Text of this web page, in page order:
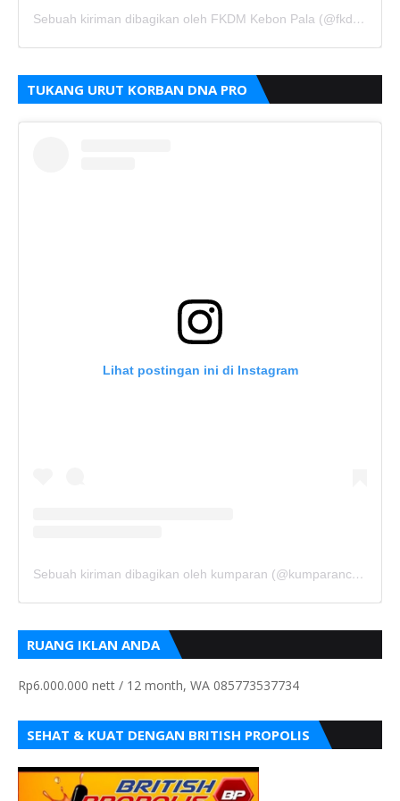
Sebuah kiriman dibagikan oleh FKDM Kebon Pala (@fkdm_kebonpala)
TUKANG URUT KORBAN DNA PRO
Lihat postingan ini di Instagram
Sebuah kiriman dibagikan oleh kumparan (@kumparancom)
RUANG IKLAN ANDA
Rp6.000.000 nett / 12 month, WA 085773537734
SEHAT & KUAT DENGAN BRITISH PROPOLIS